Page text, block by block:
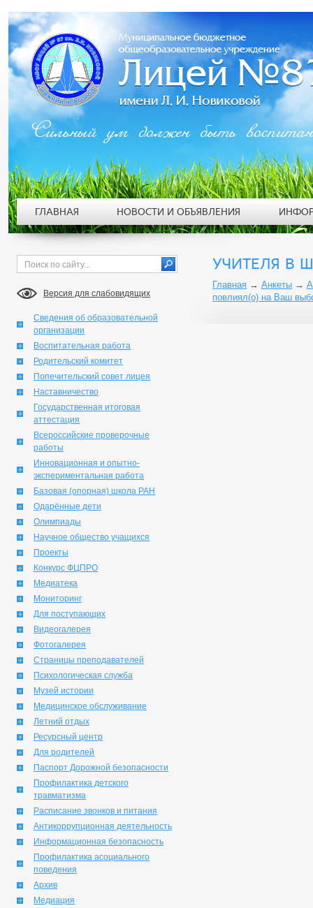
Версия для слабовидящих
Сведения об образовательной
организации
Воспитательная работа
Родительский комитет
Попечительский совет лицея
Наставничество
Государственная итоговая
аттестация
Всероссийские проверочные
работы
Инновационная и опытно-
экспериментальная работа
Базовая (опорная) школа РАН
Одарённые дети
Олимпиады
Научное общество учащихся
Проекты
Конкурс ФЦПРО
Медиатека
Мониторинг
Для поступающих
Видеогалерея
Фотогалерея
Страницы преподавателей
Психологическая служба
Музей истории
Медицинское обслуживание
Летний отдых
Ресурсный центр
Для родителей
Паспорт Дорожной безопасности
Профилактика детского
травматизма
Расписание звонков и питания
Антикоррупционная деятельность
Информационная безопасность
Профилактика асоциального
поведения
Архив
Медиация
УЧИТЕЛЯ В
Главная → Анкеты →
повлиял(о) на Ваш
Сильный ум должен быть
ГЛАВНАЯ НОВОСТИ И ОБЪЯВЛЕНИЯ